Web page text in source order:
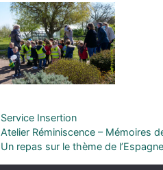
Service Insertion
Atelier Réminiscence – Mémoires
Un repas sur le thème de l’Espagne